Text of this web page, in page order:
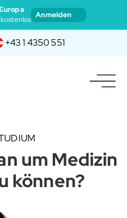
Anmelden
+43 1 4350 551
um Medizin
können?